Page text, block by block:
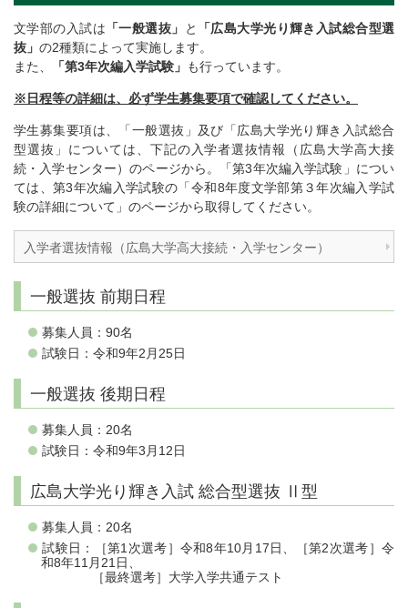
文学部の入試は 「一般選抜」 と
「広島大学光り輝き入試総合型選
抜」 の2種類によって実施します。
また、
「第3年次編入学試験」 も行っています。
※日程等の詳細は、必ず学生募集要項で確認してください。
学生募集要項は、「一般選抜」及び「広島大学光り輝き入試総合
型選抜」については、下記の入学者選抜情報（広島大学高大接
続・入学センター）のページから。「第3年次編入学試験」につい
ては、第3年次編入学試験の「令和8年度文学部第３年次編入学試
験の詳細について」のページから取得してください。
入学者選抜情報（広島大学高大接続・入学センター）
一般選抜 前期日程
募集人員：90名
試験日：令和9年2月25日
一般選抜 後期日程
募集人員：20名
試験日：令和9年3月12日
広島大学光り輝き入試 総合型選抜 Ⅱ型
募集人員：20名
試験日：［第1次選考］令和8年10月17日、［第2次選考］令
和8年11月21日、
［最終選考］大学入学共通テスト